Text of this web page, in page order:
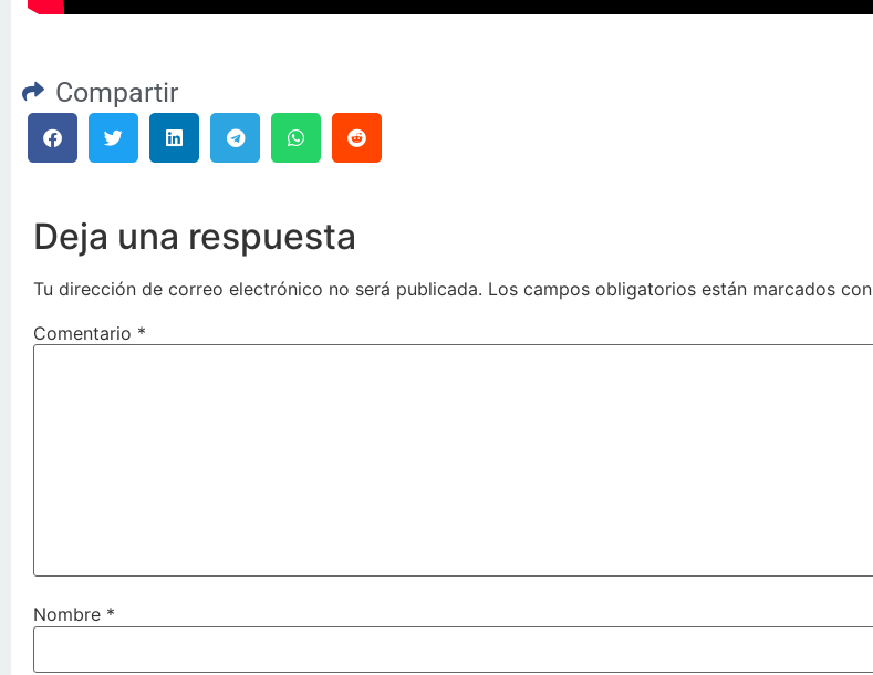
Compartir
Deja una respuesta
Tu dirección de correo electrónico no será publicada. Los campos obligatorios están marcados con
Comentario *
Nombre *